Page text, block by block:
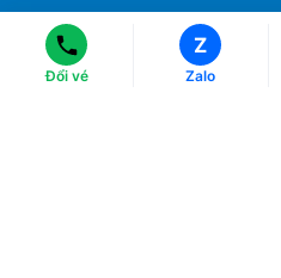
Đổi vé
Z
Zalo